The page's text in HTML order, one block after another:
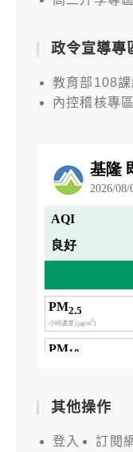
政令宣導專
教育部108課
內控稽核專區
其他操作
登入
訂閱